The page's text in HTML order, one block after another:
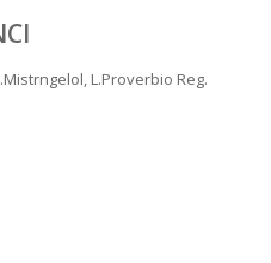
L.Proverbio Reg.